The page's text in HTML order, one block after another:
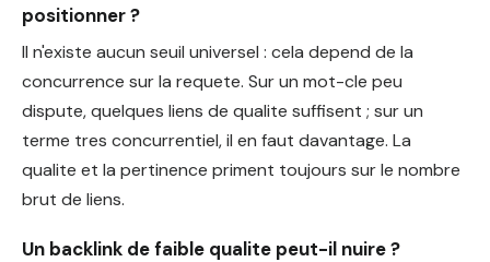
positionner ?
Il n'existe aucun seuil universel : cela depend de la
concurrence sur la requete. Sur un mot-cle peu
dispute, quelques liens de qualite suffisent ; sur un
terme tres concurrentiel, il en faut davantage. La
qualite et la pertinence priment toujours sur le nombre
brut de liens.
Un backlink de faible qualite peut-il nuire ?